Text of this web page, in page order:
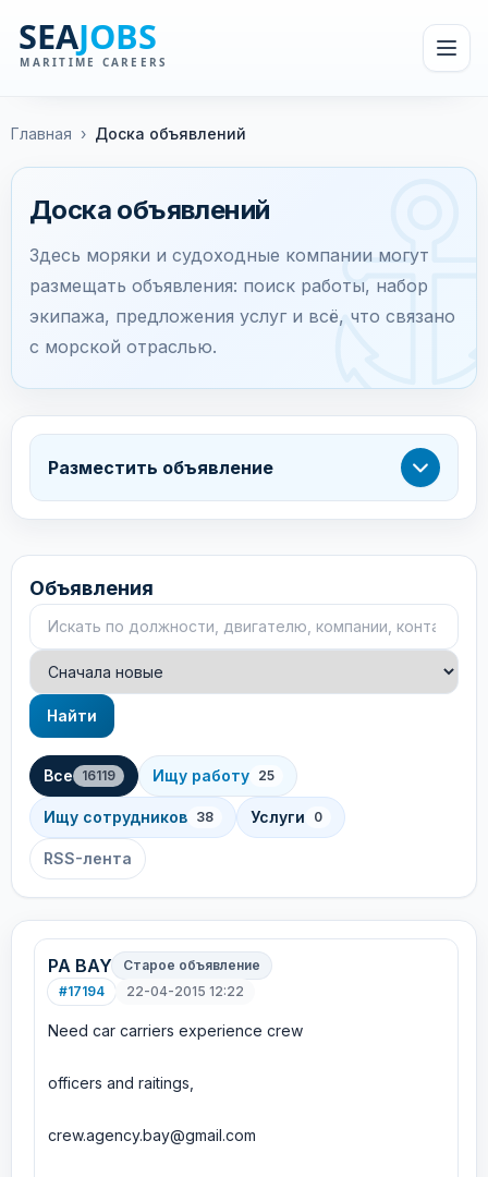
Главная › Доска объявлений
Доска объявлений
Здесь моряки и судоходные компании могут
размещать объявления: поиск работы, набор
экипажа, предложения услуг и всё, что связано
с морской отраслью.
Разместить объявление
Объявления
Поиск объявлений
Сортировка
Найти
Все 16119 Ищу работу 25
Ищу сотрудников 38 Услуги 0
RSS-лента
PA BAY
Старое объявление
#17194
22-04-2015 12:22
Need car carriers experience crew
officers and raitings,
crew.agency.bay@gmail.com